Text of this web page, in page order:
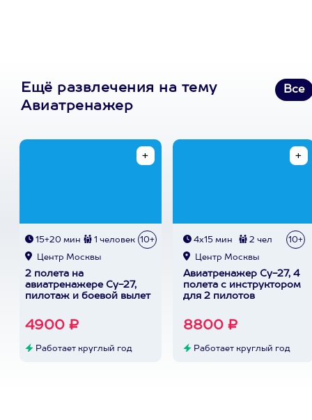
Ещё развлечения на тему
Авиатренажер
Все
15+20 мин 1 человек 10+
Центр Москвы
2 полета на
авиатренажере Су-27,
пилотаж и боевой вылет
4900 ₽
Работает круглый год
4х15 мин 2 чел 10+
Центр Москвы
Авиатренажер Су-27, 4
полета с инструктором
для 2 пилотов
8800 ₽
Работает круглый год